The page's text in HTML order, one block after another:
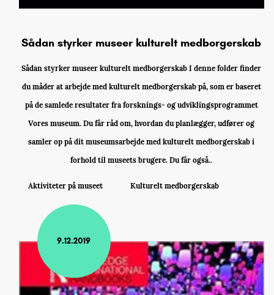
Sådan styrker museer kulturelt medborgerskab
Sådan styrker museer kulturelt medborgerskab I denne folder finder
du måder at arbejde med kulturelt medborgerskab på, som er baseret
på de samlede resultater fra forsknings- og udviklingsprogrammet
Vores museum. Du får råd om, hvordan du planlægger, udfører og
samler op på dit museumsarbejde med kulturelt medborgerskab i
forhold til museets brugere. Du får også..
Aktiviteter på museet Kulturelt medborgerskab
9.12.2019